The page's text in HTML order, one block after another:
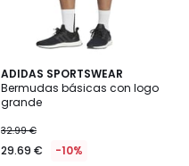
ADIDAS SPORTSWEAR
Bermudas básicas con logo
grande
32.99 €
29.69 € -10%
5
/
5